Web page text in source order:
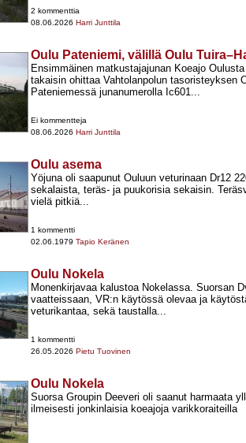
2 kommenttia
08.06.2026 Harri Junttila
Oulu Pateniemi, välillä Oulu
Ensimmäinen matkustajajunan Koeajo
takaisin ohittaa Vahtolanpolun tasoristeyksen
Pateniemessä junanumerolla Ic601...
Ei kommentteja
08.06.2026 Harri Junttila
Oulu asema
Yöjuna oli saapunut Ouluun veturinaan Dr12
sekalaista, teräs-​ ja puukorisia sekaisin.
vielä pitkiä...
1 kommentti
02.06.1979 Tapio Keränen
Oulu Nokela
Monenkirjavaa kalustoa Nokelassa. Suorsan
vaatteissaan, VR:n käytössä olevaa ja
veturikantaa, sekä taustalla...
1 kommentti
26.05.2026 Pietu Tuovinen
Oulu Nokela
Suorsa Groupin Deeveri oli saanut harmaata
ilmeisesti jonkinlaisia koeajoja varikkoraiteilla